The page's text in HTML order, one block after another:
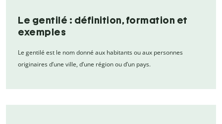
Le gentilé : définition, formation et
exemples
Le gentilé est le nom donné aux habitants ou aux personnes
originaires d’une ville, d’une région ou d’un pays.